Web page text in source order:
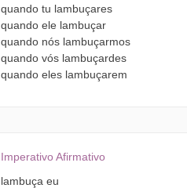
quando tu lambuçares
quando ele lambuçar
quando nós lambuçarmos
quando vós lambuçardes
quando eles lambuçarem
Imperativo Afirmativo
lambuça eu